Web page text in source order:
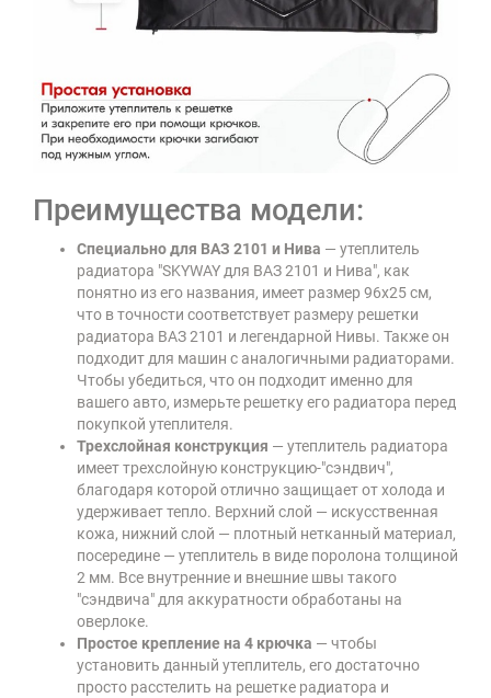
Преимущества модели:
Специально для ВАЗ 2101 и Нива — утеплитель
радиатора "SKYWAY для ВАЗ 2101 и Нива", как
понятно из его названия, имеет размер 96х25 см,
что в точности соответствует размеру решетки
радиатора ВАЗ 2101 и легендарной Нивы. Также он
подходит для машин с аналогичными радиаторами.
Чтобы убедиться, что он подходит именно для
вашего авто, измерьте решетку его радиатора перед
покупкой утеплителя.
Трехслойная конструкция — утеплитель радиатора
имеет трехслойную конструкцию-"сэндвич",
благодаря которой отлично защищает от холода и
удерживает тепло. Верхний слой — искусственная
кожа, нижний слой — плотный нетканный материал,
посередине — утеплитель в виде поролона толщиной
2 мм. Все внутренние и внешние швы такого
"сэндвича" для аккуратности обработаны на
оверлоке.
Простое крепление на 4 крючка — чтобы
установить данный утеплитель, его достаточно
просто расстелить на решетке радиатора и